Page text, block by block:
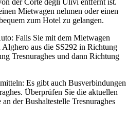
der Corte degli Ulivi entfernt ist.
Mietwagen nehmen oder einen
zum Hotel zu gelangen.
Falls Sie mit dem Mietwagen
Alghero aus die SS292 in Richtung
Tresnuraghes und dann Richtung
Es gibt auch Busverbindungen
Überprüfen Sie die aktuellen
der Bushaltestelle Tresnuraghes